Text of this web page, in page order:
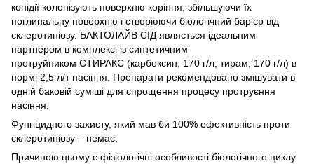
конідії колонізують поверхню коріння, збільшуючи їх
поглинальну поверхню і створюючи біологічний бар’єр від
склеротиніозу. БАКТОЛАЙВ СІД являється ідеальним
партнером в комплексі із синтетичним
протруйником СТИРАКС (карбоксин, 170 г/л, тирам, 170 г/л) в
нормі 2,5 л/т насіння. Препарати рекомендовано змішувати в
одній баковій суміші для спрощення процесу протруєння
насіння.
Фунгіцидного захисту, який мав би 100% ефективність проти
склеротиніозу – немає.
Причиною цьому є фізіологічні особливості біологічного циклу